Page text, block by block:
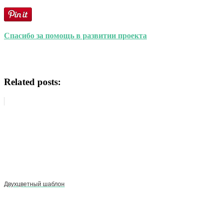
Спасибо за помощь в развитии проекта
Related posts:
Двухцветный шаблон